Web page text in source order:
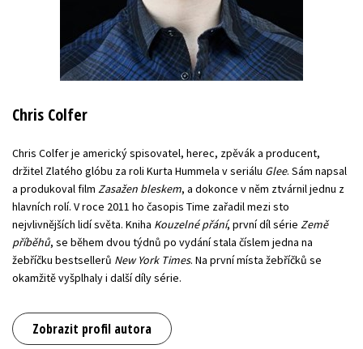
Chris Colfer
Chris Colfer je americký spisovatel, herec, zpěvák a producent,
držitel Zlatého glóbu za roli Kurta Hummela v seriálu Glee. Sám napsal
a produkoval film Zasažen bleskem, a dokonce v něm ztvárnil jednu z
hlavních rolí. V roce 2011 ho časopis Time zařadil mezi sto
nejvlivnějších lidí světa. Kniha Kouzelné přání, první díl série Země
příběhů, se během dvou týdnů po vydání stala číslem jedna na
žebříčku bestsellerů New York Times. Na první místa žebříčků se
okamžitě vyšplhaly i další díly série.
Zobrazit profil autora